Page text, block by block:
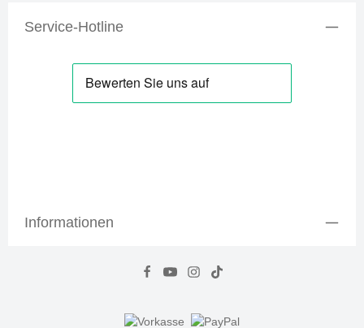
Service-Hotline
Informationen